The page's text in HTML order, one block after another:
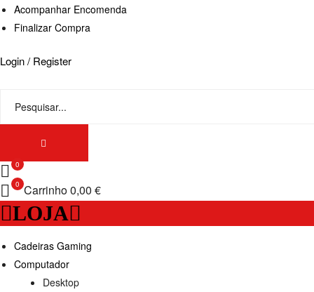
Acompanhar Encomenda
Finalizar Compra
Login / Register
0
0 Carrinho0,00 €
LOJA
Cadeiras Gaming
Computador
Desktop